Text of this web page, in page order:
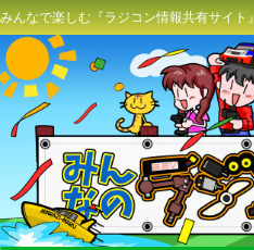
みんなで楽しむ『ラジコン情報共有サイト』